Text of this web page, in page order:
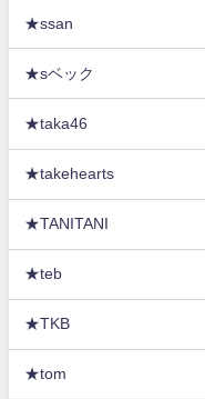
★ssan
★sベック
★taka46
★takehearts
★TANITANI
★teb
★TKB
★tom